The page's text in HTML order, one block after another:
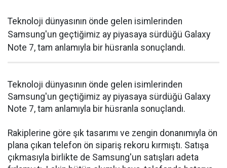
Teknoloji dünyasının önde gelen isimlerinden
Samsung'un geçtiğimiz ay piyasaya sürdüğü Galaxy
Note 7, tam anlamıyla bir hüsranla sonuçlandı.
Teknoloji dünyasının önde gelen isimlerinden
Samsung'un geçtiğimiz ay piyasaya sürdüğü Galaxy
Note 7, tam anlamıyla bir hüsranla sonuçlandı.
Rakiplerine göre şık tasarımı ve zengin donanımıyla ön
plana çıkan telefon ön sipariş rekoru kırmıştı. Satışa
çıkmasıyla birlikte de Samsung'un satışları adeta